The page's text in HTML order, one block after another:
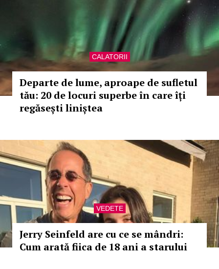
CALATORII
Departe de lume, aproape de sufletul
tău: 20 de locuri superbe în care îți
regăsești liniștea
VEDETE
Jerry Seinfeld are cu ce se mândri:
Cum arată fiica de 18 ani a starului